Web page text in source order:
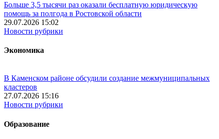
Больше 3,5 тысячи раз оказали бесплатную юридическую
помощь за полгода в Ростовской области
29.07.2026 15:02
Новости рубрики
Экономика
В Каменском районе обсудили создание межмуниципальных
кластеров
27.07.2026 15:16
Новости рубрики
Образование